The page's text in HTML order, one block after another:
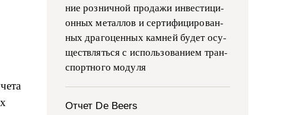
ние роз­ни­ч­ной про­да­жи ин­ве­сти­ци­
он­ных ме­тал­лов и сер­ти­фи­ци­ро­ван­
ных дра­го­цен­ных ка­м­ней бу­дет осу­
ще­ств­лять­ся с ис­поль­зо­ва­ни­ем тран­
с­пор­т­но­го мо­ду­ля
Отчет De Beers